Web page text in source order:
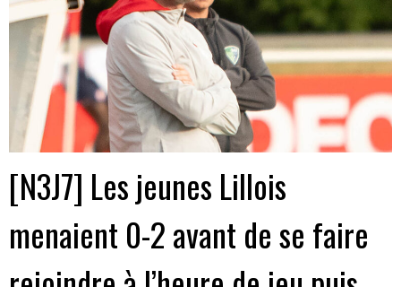
[N3J7] Les jeunes Lillois
menaient 0-2 avant de se faire